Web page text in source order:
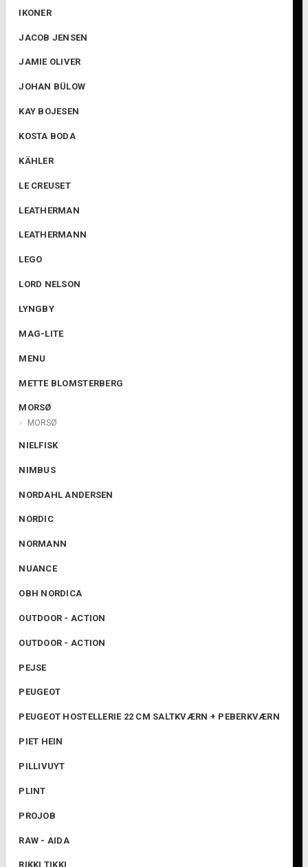
IKONER
JACOB JENSEN
JAMIE OLIVER
JOHAN BÜLOW
KAY BOJESEN
KOSTA BODA
KÄHLER
LE CREUSET
LEATHERMAN
LEATHERMANN
LEGO
LORD NELSON
LYNGBY
MAG-LITE
MENU
METTE BLOMSTERBERG
MORSØ
MORSØ
NIELFISK
NIMBUS
NORDAHL ANDERSEN
NORDIC
NORMANN
NUANCE
OBH NORDICA
OUTDOOR - ACTION
OUTDOOR - ACTION
PEJSE
PEUGEOT
PEUGEOT HOSTELLERIE 22 CM SALTKVÆRN + PEBERKVÆRN
PIET HEIN
PILLIVUYT
PLINT
PROJOB
RAW - AIDA
RIKKI TIKKI